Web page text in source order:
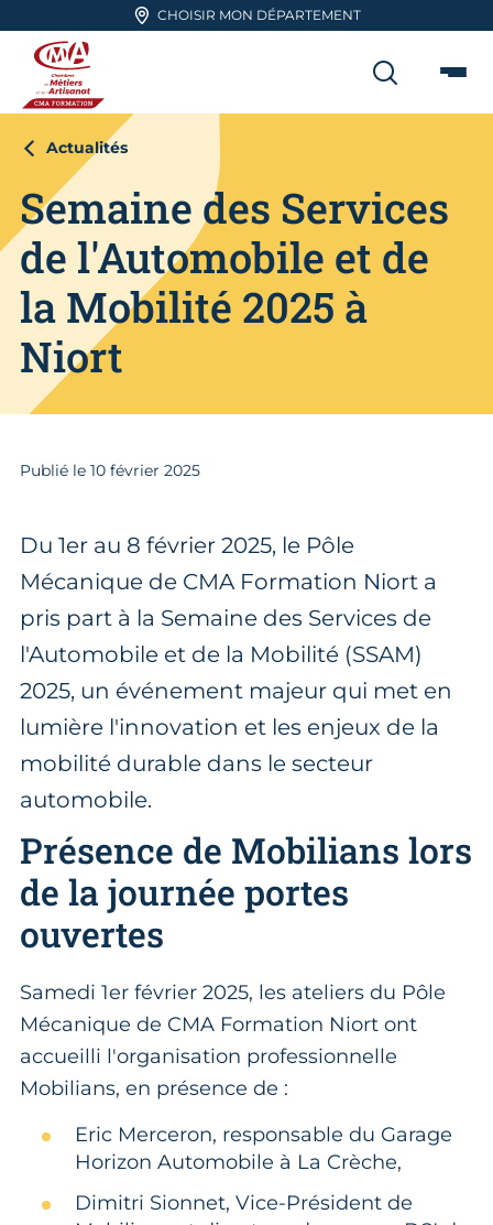
Aller en haut de pageCHOISIR MON DÉPARTEMENT
CMA FORMATION
Actualités
Semaine des Services
de l'Automobile et de
la Mobilité 2025 à
Niort
Publié le 10 février 2025
Du 1er au 8 février 2025, le Pôle
Mécanique de CMA Formation Niort a
pris part à la Semaine des Services de
l'Automobile et de la Mobilité (SSAM)
2025, un événement majeur qui met en
lumière l'innovation et les enjeux de la
mobilité durable dans le secteur
automobile.
Présence de Mobilians lors
de la journée portes
ouvertes
Samedi 1er février 2025, les ateliers du Pôle
Mécanique de CMA Formation Niort ont
accueilli l'organisation professionnelle
Mobilians, en présence de :
Eric Merceron, responsable du Garage
Horizon Automobile à La Crèche,
Dimitri Sionnet, Vice-Président de